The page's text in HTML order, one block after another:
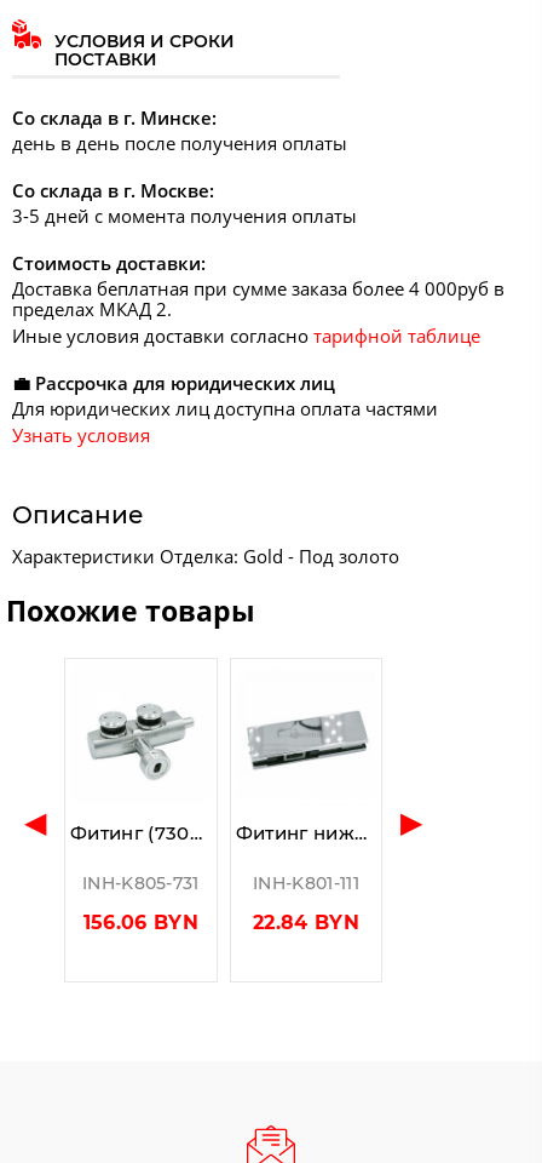
УСЛОВИЯ И СРОКИ
ПОСТАВКИ
Со склада в г. Минске:
день в день после получения оплаты
Со склада в г. Москве:
3-5 дней с момента получения оплаты
Стоимость доставки:
Доставка беплатная при сумме заказа более 4 000руб в
пределах МКАД 2.
Иные условия доставки согласно тарифной таблице
💼 Рассрочка для юридических лиц
Для юридических лиц доступна оплата частями
Узнать условия
Описание
Характеристики Отделка: Gold - Под золото
Похожие товары
◀ Фитинг (730a SSS) с осью стена-фрамуга, без зенковки, нерж. сталь шлиф
INH-K805-731
156.06 BYN
Фитинг нижний (110 PSS), стекло 10-12 мм, нерж. сталь полированная
INH-K801-111
22.84 BYN
▶